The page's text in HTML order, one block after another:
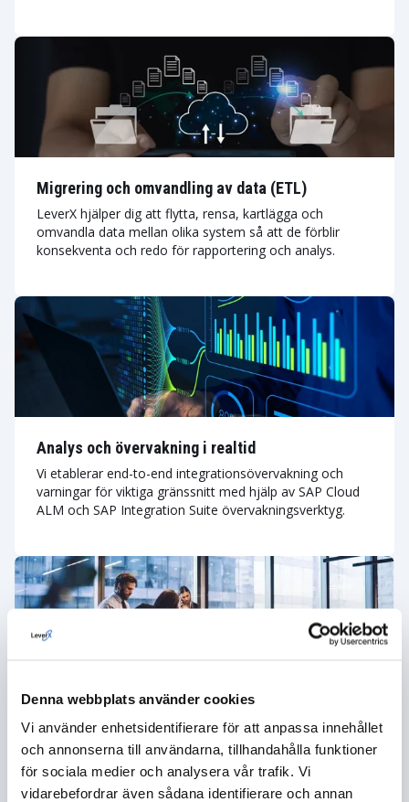
Denna webbplats använder cookies
Vi använder enhetsidentifierare för att anpassa innehållet
och annonserna till användarna, tillhandahålla funktioner
för sociala medier och analysera vår trafik. Vi
vidarebefordrar även sådana identifierare och annan
Migrering och omvandling av data (ETL)
LeverX hjälper dig att flytta, rensa, kartlägga och
omvandla data mellan olika system så att de förblir
konsekventa och redo för rapportering och analys.
Analys och övervakning i realtid
Vi etablerar end-to-end integrationsövervakning och
varningar för viktiga gränssnitt med hjälp av SAP Cloud
ALM och SAP Integration Suite övervakningsverktyg.
Efter idrifttagningen optimerar och stöder vi
integrationerna så att de fungerar smidigt även när
kraven ändras.